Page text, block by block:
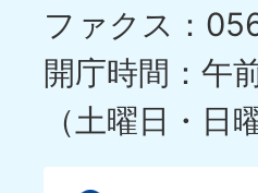
ファクス：
開庁時間：午
（土曜日・